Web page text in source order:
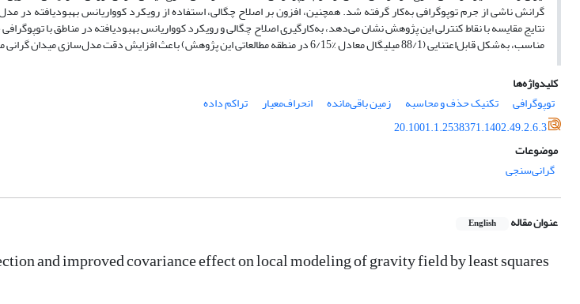
گرانش ناشی از جرم توپوگرافی به‌کار گرفته شد. همچنین، افزون بر اصلاح چگالی، استفاده از رویکرد کوواریانس بهبودیافته در
نتایج مقایسه با نقاط کنترلی این پژوهش نشان می‌دهد، به‌کارگیری اصلاح چگالی و رویکرد کوواریانس بهبودیافته در مناطق با
مناسب، به‌شکل قابل‌اعتنایی (88/1 میلی­گال معادل %6/15 در منطقه مطالعاتی این پژوهش) باعث افزایش دقت مدل‌سازی میدان گرانی می‌شود.
کلیدواژه‌ها
توپوگرافی
تکنیک حذف و محاسبه زمین باقی‌مانده انحراف‌معیار
تراکم داده
20.1001.1.2538371.1402.49.2.6.3
موضوعات
گرانی‌سنجی
عنوان مقاله English
and improved covariance effect on local modeling of gravity field by least squares